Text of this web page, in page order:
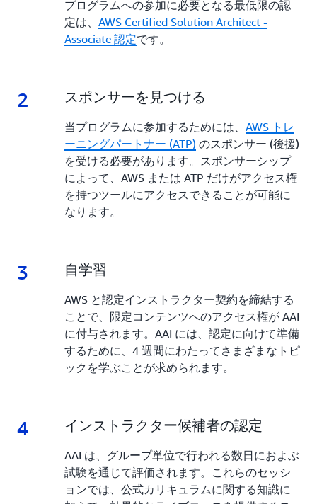
プログラムへの参加に必要となる最低限の認
定は、 AWS Certified Solution Architect -
Associate 認定です。
2 2.
スポンサーを見つける
当プログラムに参加するためには、 AWS トレ
ーニングパートナー (ATP) のスポンサー (後援)
を受ける必要があります。スポンサーシップ
によって、AWS または ATP だけがアクセス権
を持つツールにアクセスできることが可能に
なります。
3 3.
自学習
AWS と認定インストラクター契約を締結する
ことで、限定コンテンツへのアクセス権が AAI
に付与されます。AAI には、認定に向けて準備
するために、4 週間にわたってさまざまなトピ
ックを学ぶことが求められます。
4 4.
インストラクター候補者の認定
AAI は、グループ単位で行われる数日におよぶ
試験を通じて評価されます。これらのセッシ
ョンでは、公式カリキュラムに関する知識に